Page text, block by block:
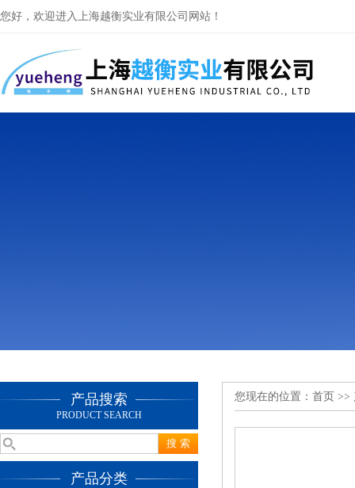
您好，欢迎进入上海越衡实业有限公司网站！
产品搜索
PRODUCT SEARCH
产品分类
您现在的位置： 首页 >>